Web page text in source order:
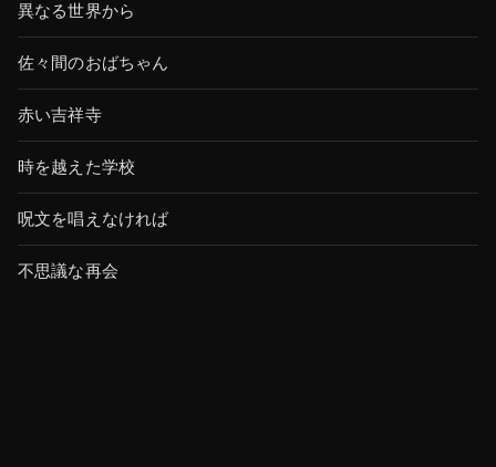
異なる世界から
佐々間のおばちゃん
赤い吉祥寺
時を越えた学校
呪文を唱えなければ
不思議な再会